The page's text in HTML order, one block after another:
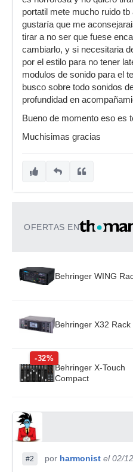
portatil mete mucho ruido
gustaría que me
tirar a no ser que fuese
cambiarlo, y si necesitaria
por el estilo para no tener
modulos de sonido para el
busco sobre todo sonidos
profundidad en
Bueno de momento eso es
Muchisimas gracias
OFERTAS EN
Behringer WING
Behringer X32 Rack
-32%
Behringer X-Touch
Compact
#2 por harmonist el 02/